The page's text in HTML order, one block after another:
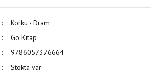
Korku - Dram
Go Kitap
9786057376664
Stokta var